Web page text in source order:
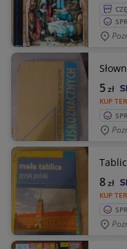
KUP
5zł
KUP
8zł